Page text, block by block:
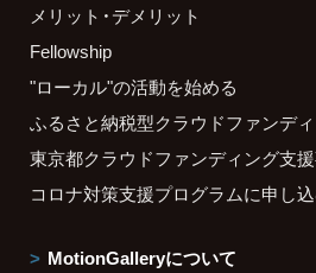
メリット・デメリット
Fellowship
"ローカル"の活動を始める
ふるさと納税型クラウドファンデ
東京都クラウドファンディング支
コロナ対策支援プログラムに申し
MotionGalleryについて